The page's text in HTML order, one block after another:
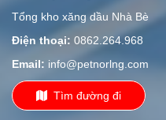
Tổng kho xăng dầu Nhà Bè
Điện thoại: 0862.264.968
Email: info@petnorlng.com
Tìm đường đi